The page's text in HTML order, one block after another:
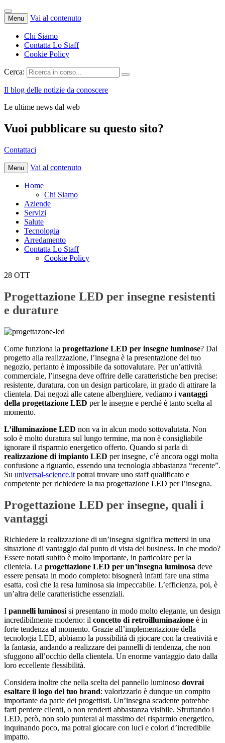
Menu Vai al contenuto
Chi Siamo
Contatta Lo Staff
Cookie Policy
Cerca:
Il blog delle notizie da conoscere
Le ultime news dal web
Vuoi pubblicare su questo sito?
Contattaci
Menu Vai al contenuto
Home
Chi Siamo
Aziende
Servizi
Salute
Tecnologia
Arredamento
Contatta Lo Staff
Cookie Policy
28 OTT
Progettazione LED per insegne resistenti
e durature
Come funziona la progettazione LED per insegne luminose? Dal
progetto alla realizzazione, l’insegna è la presentazione del tuo
negozio, pertanto è impossibile da sottovalutare. Per un’attività
commerciale, l’insegna deve offrire delle caratteristiche ben precise:
resistente, duratura, con un design particolare, in grado di attirare la
clientela. Dai negozi alle catene alberghiere, vediamo i vantaggi
della progettazione LED per le insegne e perché è tanto scelta al
momento.
L’illuminazione LED non va in alcun modo sottovalutata. Non
solo è molto duratura sul lungo termine, ma non è consigliabile
ignorare il risparmio energetico offerto. Quando si parla di
realizzazione di impianto LED per insegne, c’è ancora oggi molta
confusione a riguardo, essendo una tecnologia abbastanza “recente”.
Su universal-science.it potrai trovare uno staff qualificato e
competente per richiedere la tua progettazione LED per l’insegna.
Progettazione LED per insegne, quali i
vantaggi
Richiedere la realizzazione di un’insegna significa mettersi in una
situazione di vantaggio dal punto di vista del business. In che modo?
Essere notati subito è molto importante, in particolare per la
clientela. La progettazione LED per un’insegna luminosa deve
essere pensata in modo completo: bisognerà infatti fare una stima
esatta, così che la resa luminosa sia impeccabile. L’efficienza, poi, è
un’altra delle caratteristiche essenziali.
I pannelli luminosisi presentano in modo molto elegante, un design
incredibilmente moderno: il concetto di retroilluminazione è in
forte tendenza al momento. Grazie all’implementazione della
tecnologia LED, abbiamo la possibilità di giocare con la creatività e
la fantasia, andando a realizzare dei pannelli di tendenza, che non
sfuggono all’occhio della clientela. Un enorme vantaggio dato dalla
loro eccellente flessibilità.
Considera inoltre che nella scelta del pannello luminoso dovrai
esaltare il logo del tuo brand: valorizzarlo è dunque un compito
importante da parte dei progettisti. Un’insegna scadente potrebbe
farti perdere clienti, o non renderti abbastanza visibile. Sfruttando i
LED, però, non solo punterai al massimo del risparmio energetico,
inquinando poco, ma potrai giocare con luci e colori d’incredibile
impatto.